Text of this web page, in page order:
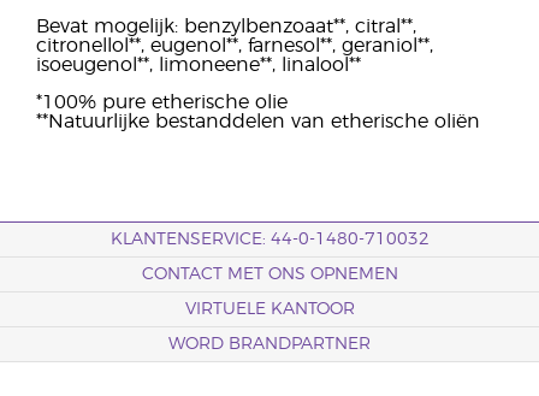
Bevat mogelijk: benzylbenzoaat**, citral**,
citronellol**, eugenol**, farnesol**, geraniol**,
isoeugenol**, limoneene**, linalool**
*100% pure etherische olie
**Natuurlijke bestanddelen van etherische oliën
KLANTENSERVICE: 44-0-1480-710032
CONTACT MET ONS OPNEMEN
VIRTUELE KANTOOR
WORD BRANDPARTNER